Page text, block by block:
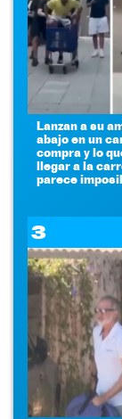
Lanzan a su
abajo en un
compra y lo
llegar a la
parece
3